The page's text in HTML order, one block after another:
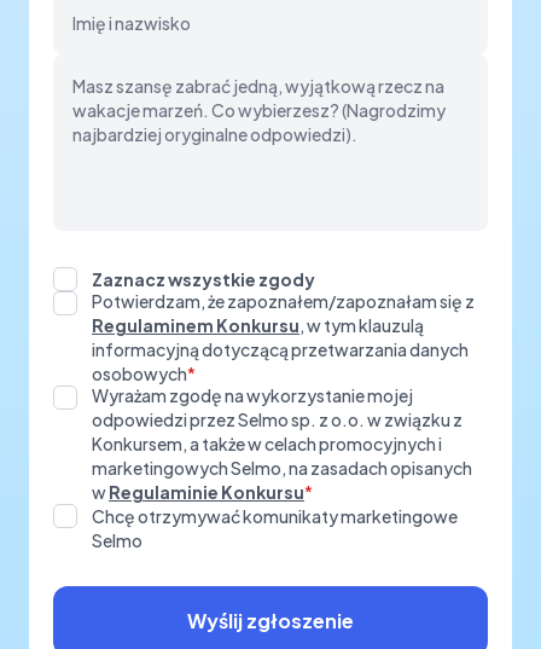
Zaznacz wszystkie zgody
Potwierdzam, że zapoznałem/zapoznałam się z
Regulaminem Konkursu, w tym klauzulą
informacyjną dotyczącą przetwarzania danych
osobowych*
Wyrażam zgodę na wykorzystanie mojej
odpowiedzi przez Selmo sp. z o.o. w związku z
Konkursem, a także w celach promocyjnych i
marketingowych Selmo, na zasadach opisanych
wRegulaminie Konkursu*
Chcę otrzymywać komunikaty marketingowe
Selmo
Wyślij zgłoszenie